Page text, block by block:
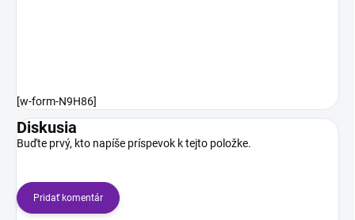
[w-form-N9H86]
Diskusia
Buďte prvý, kto napíše príspevok k tejto položke.
Pridať komentár